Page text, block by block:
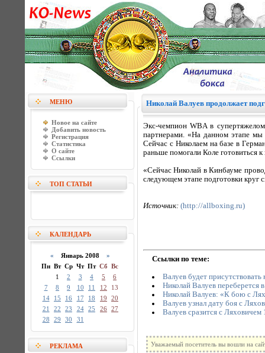
МЕНЮ
Новое на сайте
Добавить новость
Регистрация
Статистика
О сайте
Ссылки
ТОП СТАТЬИ
КАЛЕНДАРЬ
« Январь 2008 »
Пн Вт Ср Чт Пт Сб Вс
1
2 3 4 5
6
7
8 9 10 11 12
13
14
15 16 17 18 19
20
21
22 23 24 25 26 27
28
29 30 31
РЕКЛАМА
Николай Валуев продолжает
Экс-чемпион WBA в
партнерами. «На данном этапе
Сейчас с Николаем на базе в
раньше помогали Коле готовиться
«Сейчас Николай в Кинбауме
следующем этапе подготовки круг
Источник: (http://allboxing.ru)
Ссылки по теме:
Валуев будет
Николай Валуев переберется
Николай Валуев: «К бою с
Валуев узнал дату боя с
Валуев сразится с Ляховичем
Уважаемый посетитель вы вошли на